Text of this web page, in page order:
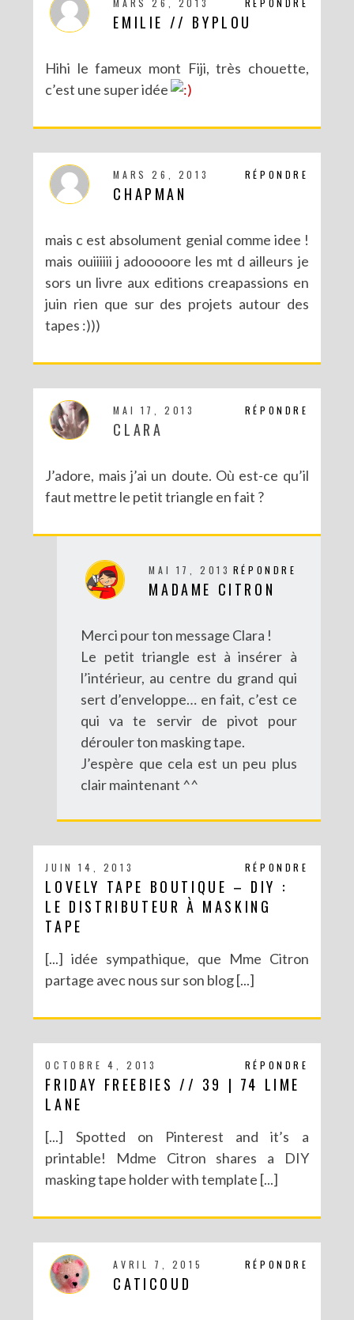
DIY LES ÉTIQUETTES À CONFITURE À IMPRIMER
RÉPONDRE
MARS 26, 2013
EMILIE // BYPLOU
Hihi le fameux mont Fiji, très chouette,
c’est une super idée
RÉPONDRE
MARS 26, 2013
CHAPMAN
mais c est absolument genial comme idee !
mais ouiiiiii j adooooore les mt d ailleurs je
sors un livre aux editions creapassions en
juin rien que sur des projets autour des
tapes :)))
RÉPONDRE
MAI 17, 2013
CLARA
J’adore, mais j’ai un doute. Où est-ce qu’il
faut mettre le petit triangle en fait ?
RÉPONDRE
MAI 17, 2013
MADAME CITRON
Merci pour ton message Clara !
Le petit triangle est à insérer à
l’intérieur, au centre du grand qui
sert d’enveloppe… en fait, c’est ce
qui va te servir de pivot pour
dérouler ton masking tape.
J’espère que cela est un peu plus
clair maintenant ^^
RÉPONDRE
JUIN 14, 2013
LOVELY TAPE BOUTIQUE – DIY :
LE DISTRIBUTEUR À MASKING
TAPE
[...] idée sympathique, que Mme Citron
partage avec nous sur son blog [...]
RÉPONDRE
OCTOBRE 4, 2013
FRIDAY FREEBIES // 39 | 74 LIME
LANE
[...] Spotted on Pinterest and it’s a
printable! Mdme Citron shares a DIY
masking tape holder with template [...]
RÉPONDRE
AVRIL 7, 2015
CATICOUD